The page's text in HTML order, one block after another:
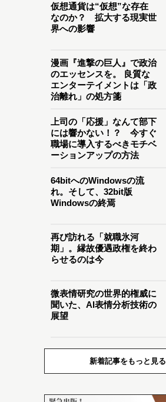
仮想通貨は“仮想”な存在
なのか？ 拡大する現実世
界への影響
漫画『進撃の巨人』で政治
のエッセンスを。 良質な
エンターテイメントは「政
治離れ」の処方箋
上司の「応援」なんて部下
には響かない！？ 今すぐ
職場に導入するべきモチベ
ーションアップの方法
64bitへのWindowsの流
れ。そして、32bit版
Windowsの終焉
再び訪れる「就職氷河
期」。縁故優遇政権を終わ
らせるのは今
微表情研究の世界的権威に
聞いた、AI表情分析技術の
展望
新着記事をもっと見る